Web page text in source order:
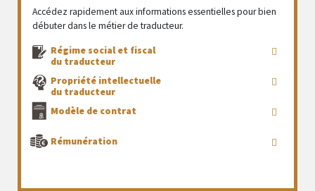
Accédez rapidement aux informations essentielles pour bien
débuter dans le métier de traducteur.
Régime social et fiscal
du traducteur
Propriété intellectuelle
du traducteur
Modèle de contrat
Rémunération